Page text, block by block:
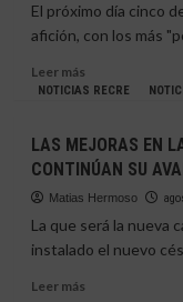
El próximo día cinco
afición, con los más
Leer másLeer
más
RECREATIVO
OFRECE
A
EL
NOTICIAS RECRE
LAS MEJORAS EN
CONTINÚAN SU
Matias Hermoso
La que será la nueva
instalado el nuevo
Leer másLeer